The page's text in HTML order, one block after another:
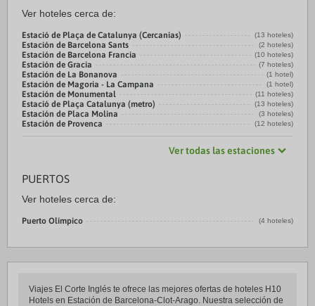
Ver hoteles cerca de:
Estació de Plaça de Catalunya (Cercanias) (13 hoteles)
Estación de Barcelona Sants (2 hoteles)
Estación de Barcelona Francia (10 hoteles)
Estación de Gracia (7 hoteles)
Estación de La Bonanova (1 hotel)
Estación de Magoria - La Campana (1 hotel)
Estación de Monumental (11 hoteles)
Estació de Plaça Catalunya (metro) (13 hoteles)
Estación de Placa Molina (3 hoteles)
Estación de Provenca (12 hoteles)
Ver todas las estaciones
PUERTOS
Ver hoteles cerca de:
Puerto Olímpico (4 hoteles)
Viajes El Corte Inglés te ofrece las mejores ofertas de hoteles H10
Hotels en Estación de Barcelona-Clot-Arago. Nuestra selección de